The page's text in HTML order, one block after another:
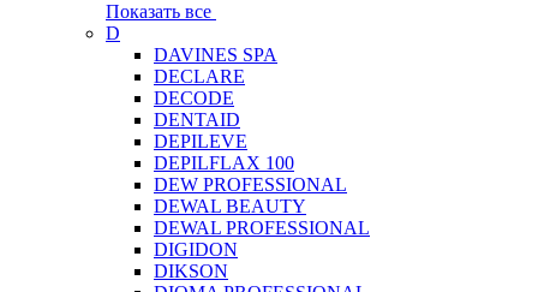
Показать все
D
DAVINES SPA
DECLARE
DECODE
DENTAID
DEPILEVE
DEPILFLAX 100
DEW PROFESSIONAL
DEWAL BEAUTY
DEWAL PROFESSIONAL
DIGIDON
DIKSON